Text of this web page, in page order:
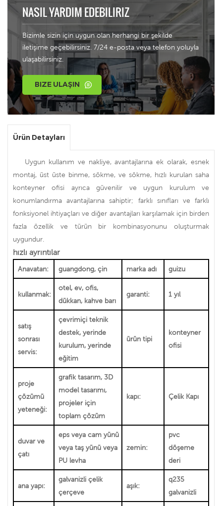
NASIL YARDIM EDEBILIRIZ
Bizimle sizin için uygun olan herhangi bir şekilde
iletişime geçebilirsiniz. 7/24 e-posta veya telefon yoluyla
ulaşabilirsiniz.
BIZE ULAŞIN
Ürün Detayları
Uygun kullanım ve nakliye, avantajlarına ek olarak, esnek
montaj, üst üste binme, sökme, ve sökme, hızlı kurulan saha
konteyner ofisi ayrıca güvenilir ve uygun kurulum ve
konumlandırma avantajlarına sahiptir; farklı sınıfları ve farklı
fonksiyonel ihtiyaçları ve diğer avantajları karşılamak için birden
fazla özellik ve türün bir kombinasyonunu oluşturmak
uygundur.
hızlı ayrıntılar
Anavatan: guangdong, çin marka adı guizu
kullanmak:
otel, ev, ofis,
dükkan, kahve barı
garanti: 1 yıl
satış
sonrası
servis:
çevrimiçi teknik
destek, yerinde
kurulum, yerinde
eğitim
ürün tipi
konteyner
ofisi
proje
çözümü
yeteneği:
grafik tasarım, 3D
model tasarımı,
projeler için
toplam çözüm
kapı: Çelik Kapı
duvar ve
çatı
eps veya cam yünü
veya taş yünü veya
PU levha
zemin:
pvc
döşeme
deri
ana yapı:
galvanizli çelik
çerçeve
aşık:
q235
galvanizli